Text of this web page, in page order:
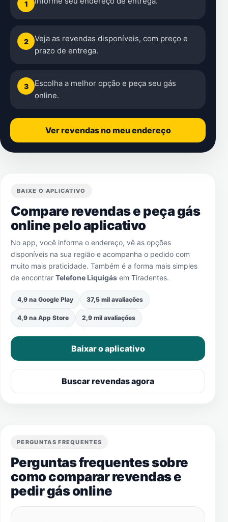
1
2
Veja as revendas disponíveis, com preço e
prazo de entrega.
3
Escolha a melhor opção e peça seu gás
online.
Ver revendas no meu endereço
BAIXE O APLICATIVO
Compare revendas e peça gás
online pelo aplicativo
No app, você informa o endereço, vê as opções
disponíveis na sua região e acompanha o pedido com
muito mais praticidade. Também é a forma mais simples
de encontrar Telefone Liquigás em Tiradentes.
4,9 na Google Play 37,5 mil avaliações
4,9 na App Store 2,9 mil avaliações
Baixar o aplicativo
Buscar revendas agora
PERGUNTAS FREQUENTES
Perguntas frequentes sobre
como comparar revendas e
pedir gás online